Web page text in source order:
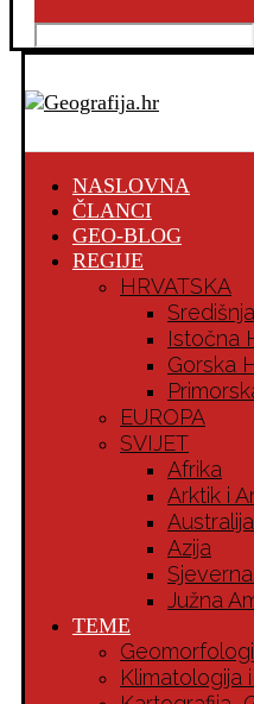
NASLOVNA
ČLANCI
GEO-BLOG
REGIJE
HRVATSKA
Istočna
Gorska
EUROPA
SVIJET
Afrika
Arktik i
Azija
Južna
TEME
Klimatologija